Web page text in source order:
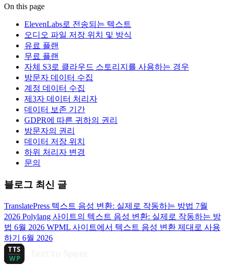
On this page
ElevenLabs로 전송되는 텍스트
오디오 파일 저장 위치 및 방식
유료 플랜
무료 플랜
자체 S3로 클라우드 스토리지를 사용하는 경우
방문자 데이터 수집
계정 데이터 수집
제3자 데이터 처리자
데이터 보존 기간
GDPR에 따른 귀하의 권리
방문자의 권리
데이터 저장 위치
하위 처리자 변경
문의
블로그 최신 글
TranslatePress 텍스트 음성 변환: 실제로 작동하는 방법 7월
2026 Polylang 사이트의 텍스트 음성 변환: 실제로 작동하는 방
법 6월 2026 WPML 사이트에서 텍스트 음성 변환 제대로 사용
하기
6월 2026